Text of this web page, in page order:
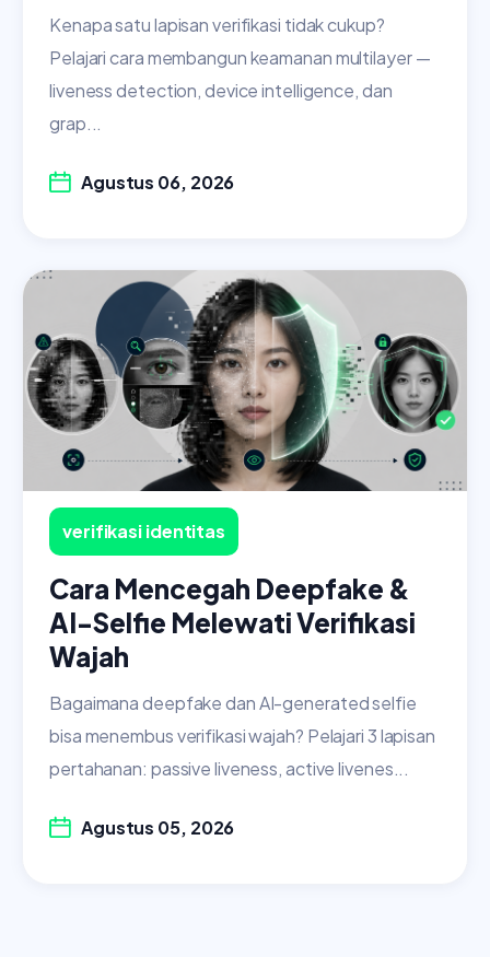
Kenapa satu lapisan verifikasi tidak cukup?
Pelajari cara membangun keamanan multilayer —
liveness detection, device intelligence, dan
grap...
Agustus 06, 2026
verifikasi identitas
Cara Mencegah Deepfake &
AI-Selfie Melewati Verifikasi
Wajah
Bagaimana deepfake dan AI-generated selfie
bisa menembus verifikasi wajah? Pelajari 3 lapisan
pertahanan: passive liveness, active livenes...
Agustus 05, 2026